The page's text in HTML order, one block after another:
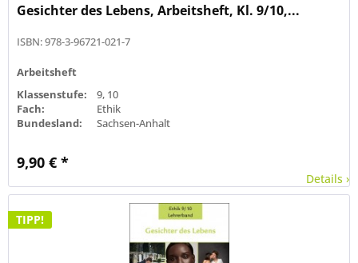
Gesichter des Lebens, Arbeitsheft, Kl. 9/10,...
ISBN: 978-3-96721-021-7
Arbeitsheft
Klassenstufe:
9, 10
Fach:
Ethik
Bundesland:
Sachsen-Anhalt
9,90 € *
Details ›
TIPP!